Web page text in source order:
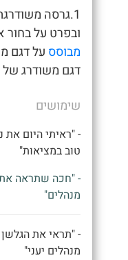
1.גרסה
ובפרט על בחור
מבוסס על דגם
דגם משודרג
שימושים
- "ראיתי היום את
טוב במציאות"
- "חכה שתראה
מנהלים"
- "תראי את
מנהלים יעני"